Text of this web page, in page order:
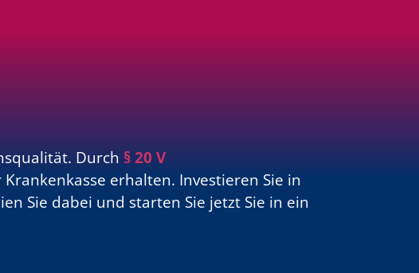
Durch § 20 V
erhalten. Investieren Sie in
Sie dabei und starten Sie jetzt Sie in ein